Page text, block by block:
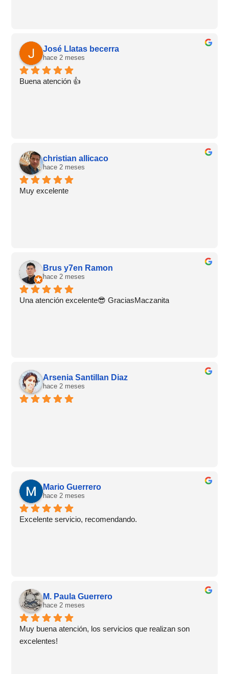
José Llatas becerra
hace 2 meses
Buena atención 👍
christian allicaco
hace 2 meses
Muy excelente
Brus y7en Ramon
hace 2 meses
Una atención excelente😎 GraciasMaczanita
Arsenia Santillan Diaz
hace 2 meses
Mario Guerrero
hace 2 meses
Excelente servicio, recomendando.
M. Paula Guerrero
hace 2 meses
Muy buena atención, los servicios que realizan son
excelentes!